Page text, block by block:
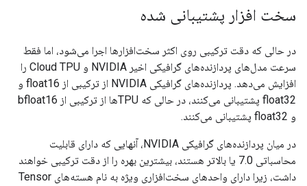
سخت افزار پشتیبانی شده
در حالی که دقت ترکیبی روی اکثر سخت‌افزارها اجرا می‌شود، اما فقط
سرعت مدل‌های پردازنده‌های گرافیکی اخیر NVIDIA و Cloud TPU را
افزایش می‌دهد. پردازنده‌های گرافیکی NVIDIA از ترکیبی از float16 و
float32 پشتیبانی می‌کنند، در حالی که TPU‌ها از ترکیبی از bfloat16
و float32 پشتیبانی می‌کنند.
در میان پردازنده‌های گرافیکی NVIDIA، آنهایی که دارای قابلیت
محاسباتی 7.0 یا بالاتر هستند، بیشترین بهره را از دقت ترکیبی خواهند
داشت، زیرا دارای واحدهای سخت‌افزاری ویژه به نام هسته‌های Tensor